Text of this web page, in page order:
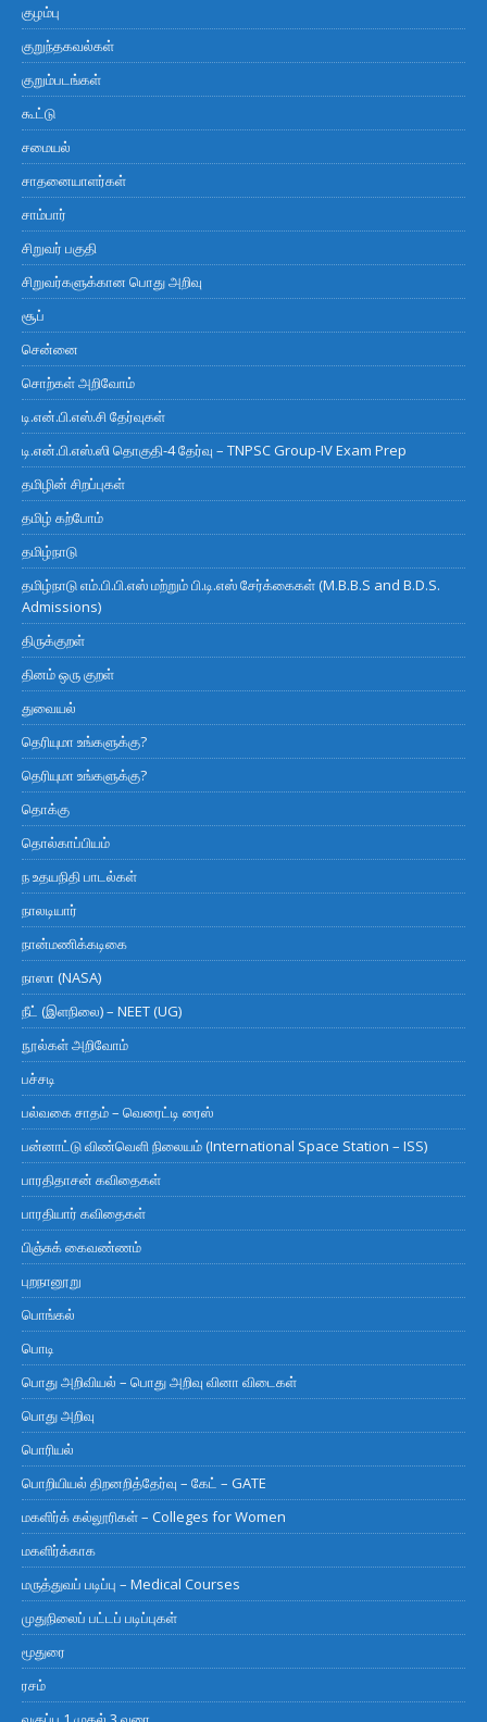
குழம்பு
குறுந்தகவல்கள்
குறும்படங்கள்
கூட்டு
சமையல்
சாதனையாளர்கள்
சாம்பார்
சிறுவர் பகுதி
சிறுவர்களுக்கான பொது அறிவு
சூப்
சென்னை
சொற்கள் அறிவோம்
டி.என்.பி.எஸ்.சி தேர்வுகள்
டி.என்.பி.எஸ்.ஸி தொகுதி-4 தேர்வு – TNPSC Group-IV Exam Prep
தமிழின் சிறப்புகள்
தமிழ் கற்போம்
தமிழ்நாடு
தமிழ்நாடு எம்.பி.பி.எஸ் மற்றும் பி.டி.எஸ் சேர்க்கைகள் (M.B.B.S and B.D.S.
Admissions)
திருக்குறள்
தினம் ஒரு குறள்
துவையல்
தெரியுமா உங்களுக்கு?
தெரியுமா உங்களுக்கு?
தொக்கு
தொல்காப்பியம்
ந உதயநிதி பாடல்கள்
நாலடியார்
நான்மணிக்கடிகை
நாஸா (NASA)
நீட் (இளநிலை) – NEET (UG)
நூல்கள் அறிவோம்
பச்சடி
பல்வகை சாதம் – வெரைட்டி ரைஸ்
பன்னாட்டு விண்வெளி நிலையம் (International Space Station – ISS)
பாரதிதாசன் கவிதைகள்
பாரதியார் கவிதைகள்
பிஞ்சுக் கைவண்ணம்
புறநானூறு
பொங்கல்
பொடி
பொது அறிவியல் – பொது அறிவு வினா விடைகள்
பொது அறிவு
பொரியல்
பொறியியல் திறனறித்தேர்வு – கேட் – GATE
மகளிர்க் கல்லூரிகள் – Colleges for Women
மகளிர்க்காக
மருத்துவப் படிப்பு – Medical Courses
முதுநிலைப் பட்டப் படிப்புகள்
மூதுரை
ரசம்